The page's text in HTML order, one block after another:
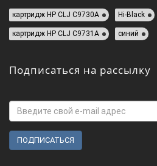
картридж HP СLJ C9730A Hi-Black
картридж HP СLJ C9731A синий
Подписаться на рассылку